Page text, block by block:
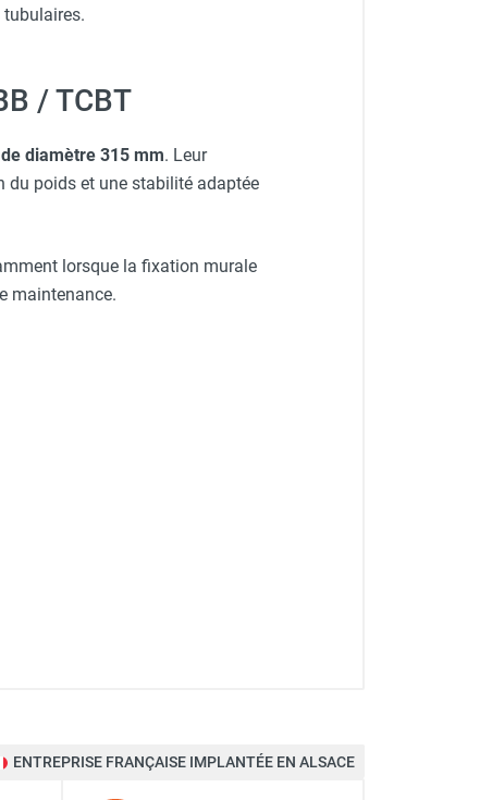
S&P
tubulaires.
/ TCBT
diamètre 315 mm. Leur
du poids et une stabilité adaptée
lorsque la fixation murale
maintenance.
ENTREPRISE FRANÇAISE IMPLANTÉE EN ALSACE